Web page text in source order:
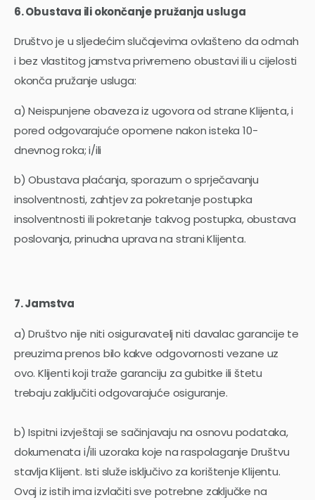
6. Obustava ili okončanje pružanja usluga
Društvo je u sljedećim slučajevima ovlašteno da odmah
i bez vlastitog jamstva privremeno obustavi ili u cijelosti
okonča pružanje usluga:
a) Neispunjene obaveza iz ugovora od strane Klijenta, i
pored odgovarajuće opomene nakon isteka 10-
dnevnog roka; i/ili
b) Obustava plaćanja, sporazum o sprječavanju
insolventnosti, zahtjev za pokretanje postupka
insolventnosti ili pokretanje takvog postupka, obustava
poslovanja, prinudna uprava na strani Klijenta.
7. Jamstva
a) Društvo nije niti osiguravatelj niti davalac garancije te
preuzima prenos bilo kakve odgovornosti vezane uz
ovo. Klijenti koji traže garanciju za gubitke ili štetu
trebaju zaključiti odgovarajuće osiguranje.
b) Ispitni izvještaji se sačinjavaju na osnovu podataka,
dokumenata i/ili uzoraka koje na raspolaganje Društvu
stavlja Klijent. Isti služe isključivo za korištenje Klijentu.
Ovaj iz istih ima izvlačiti sve potrebne zaključke na